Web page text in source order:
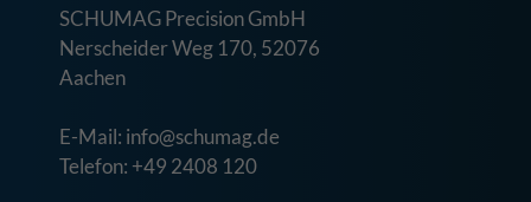
SCHUMAG Precision GmbH
Nerscheider Weg 170, 52076
Aachen
E-Mail: info@schumag.de
Telefon: +49 2408 120